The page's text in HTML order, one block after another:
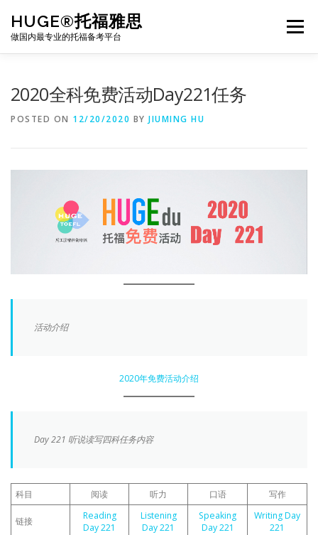
content
HUGE®托福雅思
做国内最专业的托福备考平台
Menu
2020全科免费活动Day221任务
POSTED ON 12/20/2020 BY JIUMING HU
活动介绍
2020年免费活动介绍
Day 221 听说读写四科任务内容
科目 阅读 听力 口语 写作
链接
Reading
Day 221
Listening
Day 221
Speaking
Day 221
Writing Day
221